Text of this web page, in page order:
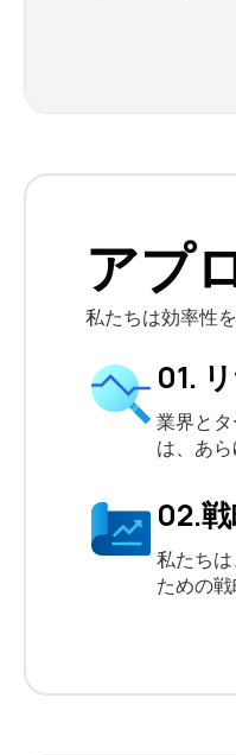
アプ
私たちは効率性
01.
業界と
は、あら
02.
私たち
ための戦